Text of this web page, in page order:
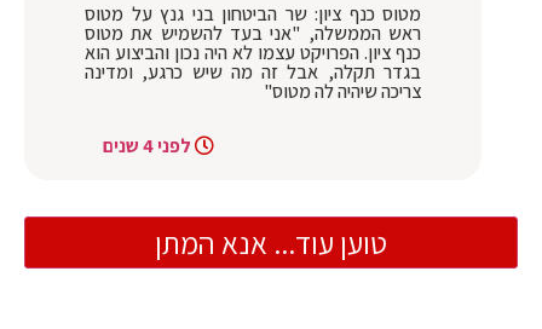
מטוס כנף ציון: שר הביטחון בני גנץ על מטוס
ראש הממשלה, "אני בעד להשמיש את מטוס
כנף ציון. הפרויקט עצמו לא היה נכון והביצוע הוא
בגדר תקלה, אבל זה מה שיש כרגע, ומדינה
צריכה שיהיה לה מטוס"
לפני 4 שנים
טוען עוד... אנא המתן